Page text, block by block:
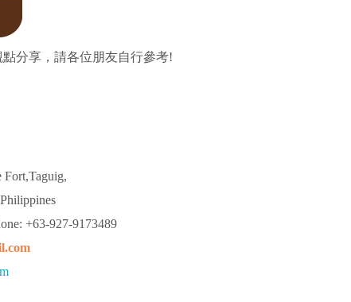
分享，請各位朋友自行參考!
Fort,Taguig,
+63-927-9173489